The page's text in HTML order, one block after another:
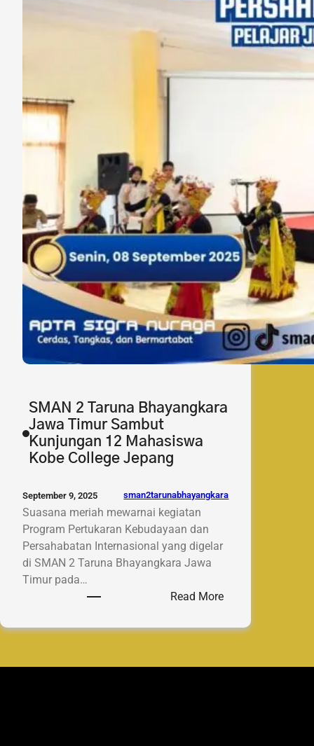
SMAN 2 Taruna Bhayangkara
Jawa Timur Sambut
Kunjungan 12 Mahasiswa
Kobe College Jepang
September 9, 2025 sman2tarunabhayangkara
Suasana meriah mewarnai kegiatan
Program Pertukaran Kebudayaan dan
Persahabatan Internasional yang digelar
di SMAN 2 Taruna Bhayangkara Jawa
Timur pada…
Read More:
2